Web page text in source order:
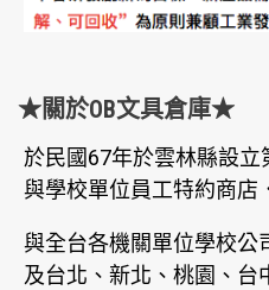
★關於OB文具倉庫★
於民國67年於雲林縣設
與學校單位員工特約商店
與全台各機關單位學校公
及台北、新北、桃園、台